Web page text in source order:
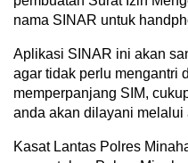
nama SINAR untuk
Aplikasi SINAR ini akan
agar tidak perlu mengantri
memperpanjang SIM,
anda akan dilayani melalui
Kasat Lantas Polres